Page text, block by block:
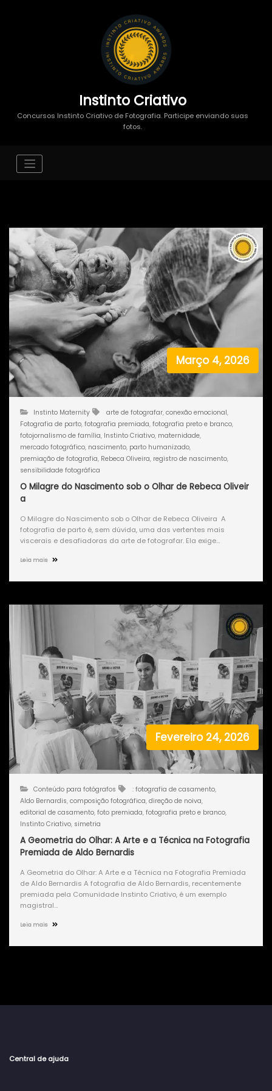
Instinto Criativo
Concursos Instinto Criativo de Fotografia. Participe enviando suas
fotos.
Março 4, 2026
Instinto Maternity arte de fotografar, conexão emocional,
Fotografia de parto, fotografia premiada, fotografia preto e branco,
fotojornalismo de família, Instinto Criativo, maternidade,
mercado fotográfico, nascimento, parto humanizado,
premiação de fotografia, Rebeca Oliveira, registro de nascimento,
sensibilidade fotográfica
O Milagre do Nascimento sob o Olhar de Rebeca Oliveir
a
O Milagre do Nascimento sob o Olhar de Rebeca Oliveira A
fotografia de parto é, sem dúvida, uma das vertentes mais
viscerais e desafiadoras da arte de fotografar. Ela exige…
Leia mais
Fevereiro 24, 2026
Conteúdo para fotógrafos : fotografia de casamento,
Aldo Bernardis, composição fotográfica, direção de noiva,
editorial de casamento, foto premiada, fotografia preto e branco,
Instinto Criativo, simetria
A Geometria do Olhar: A Arte e a Técnica na Fotografia
Premiada de Aldo Bernardis
A Geometria do Olhar: A Arte e a Técnica na Fotografia Premiada
de Aldo Bernardis A fotografia de Aldo Bernardis, recentemente
premiada pela Comunidade Instinto Criativo, é um exemplo
magistral…
Leia mais
Central de ajuda